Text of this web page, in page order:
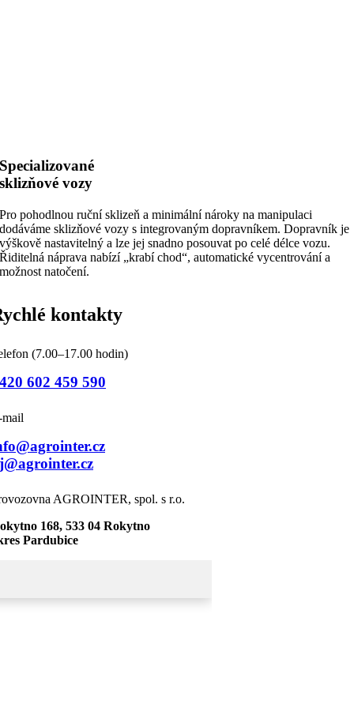
Specializované
sklizňové vozy
Pro pohodlnou ruční sklizeň a minimální nároky na manipulaci
dodáváme sklizňové vozy s integrovaným dopravníkem. Dopravník je
výškově nastavitelný a lze jej snadno posouvat po celé délce vozu.
Řiditelná náprava nabízí „krabí chod“, automatické vycentrování a
možnost natočení.
kontakty
(7.00–17.00 hodin)
602 459 590
AGROINTER, spol. s r.o.
168, 533 04 Rokytno
Pardubice